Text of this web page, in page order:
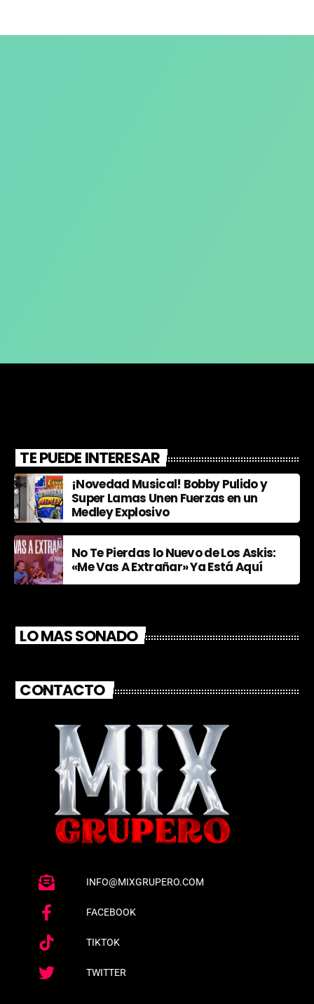
TE PUEDE INTERESAR
¡Novedad Musical! Bobby Pulido y
Super Lamas Unen Fuerzas en un
Medley Explosivo
No Te Pierdas lo Nuevo de Los Askis:
«Me Vas A Extrañar» Ya Está Aquí
LO MAS SONADO
CONTACTO
INFO@MIXGRUPERO.COM
FACEBOOK
TIKTOK
TWITTER